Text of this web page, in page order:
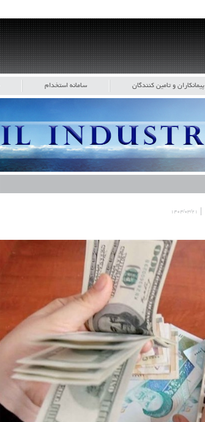
پیمانکاران و تامین کنندگان سامانه استخدام
۱۴۰۴/۰۳/۲۱